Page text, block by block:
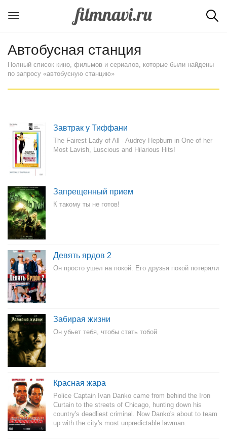
Автобусная станция
Полный список кино, фильмов и сериалов, которые были найдены
по запросу «автобусную станцию»
Завтрак у Тиффани
The Fairest Lady of All - Audrey Hepburn in One of her
Most Lavish, Luscious and Hilarious Hits!
Запрещенный прием
К такому ты не готов!
Девять ярдов 2
Он просто ушел на покой. Его друзья покой потеряли
Забирая жизни
Он убьет тебя, чтобы стать тобой
Красная жара
Police Captain Ivan Danko came from behind the Iron
Curtain to the streets of Chicago, hunting down his
country's deadliest criminal. Now Danko's about to team
up with the city's most unpredictable lawman.